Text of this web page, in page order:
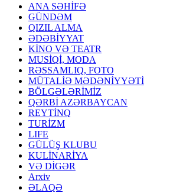
ANA SƏHİFƏ
GÜNDƏM
QIZIL ALMA
ƏDƏBİYYAT
KİNO VƏ TEATR
MUSİQİ, MODA
RƏSSAMLIQ, FOTO
MÜTALİƏ MƏDƏNİYYƏTİ
BÖLGƏLƏRİMİZ
QƏRBİ AZƏRBAYCAN
REYTİNQ
TURİZM
LIFE
GÜLÜŞ KLUBU
KULİNARİYA
VƏ DİGƏR
Arxiv
ƏLAQƏ